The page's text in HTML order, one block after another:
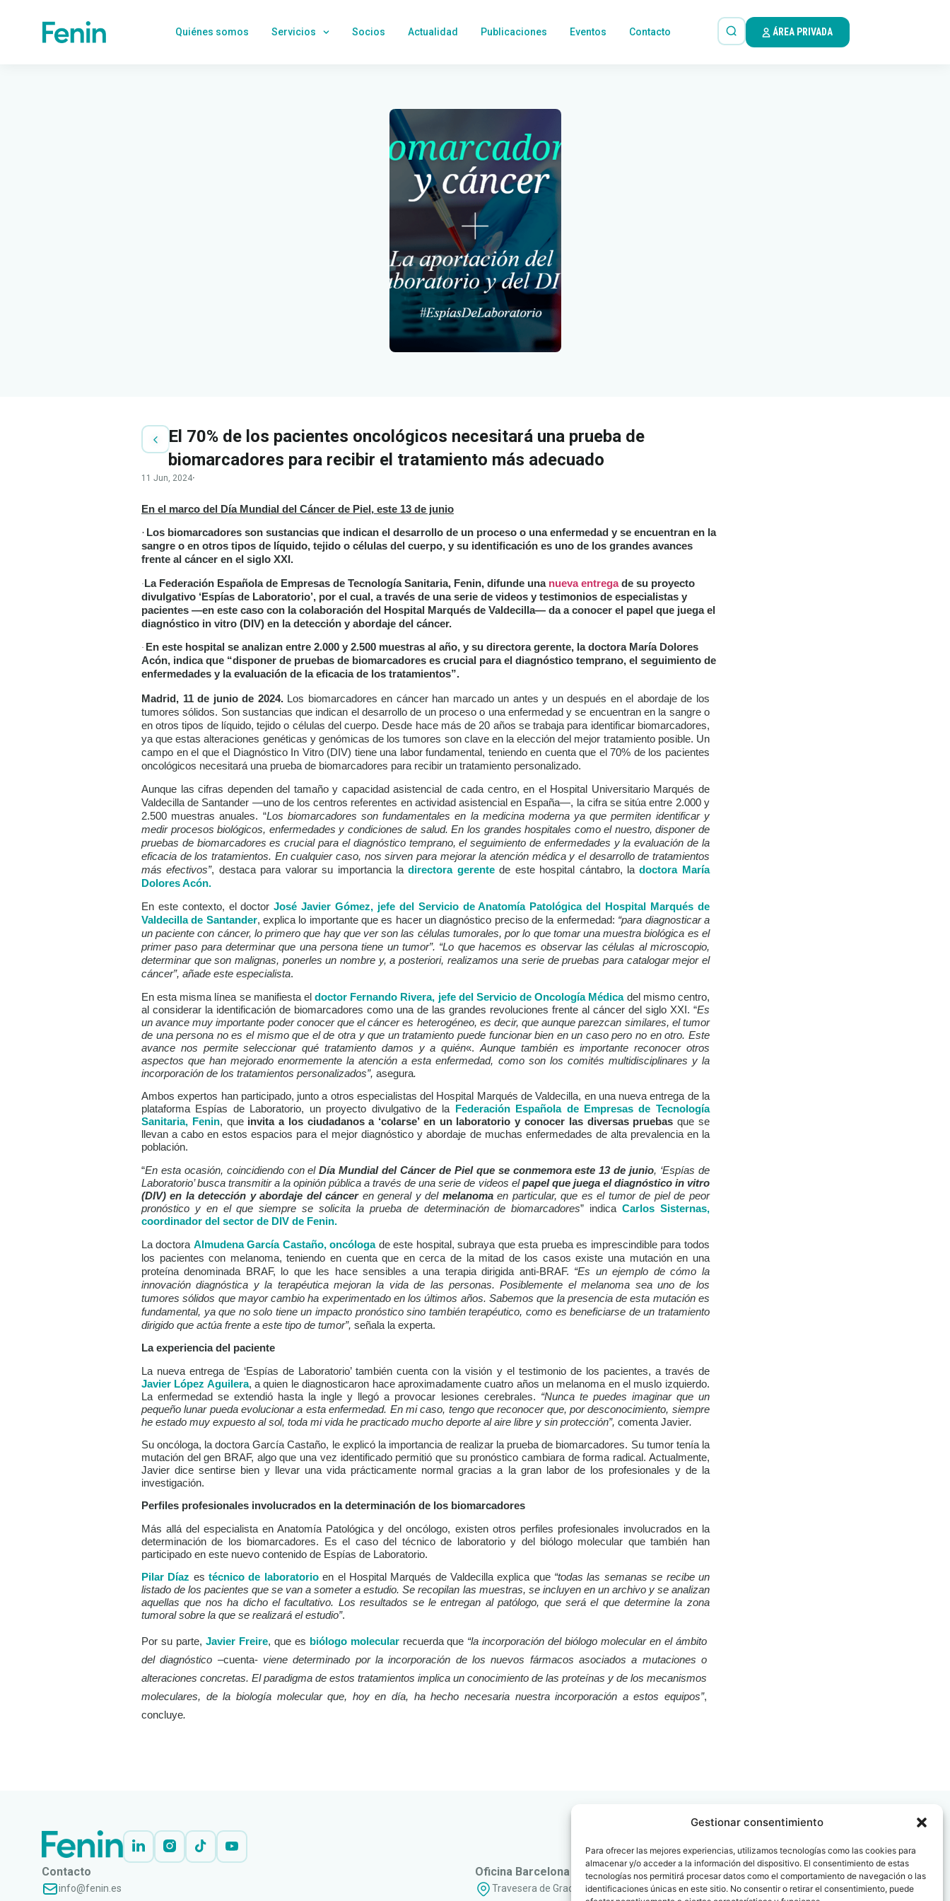
Gestionar consentimiento
Para ofrecer las mejores experiencias, utilizamos tecnologías como las cookies para
almacenar y/o acceder a la información del dispositivo. El consentimiento de estas
tecnologías nos permitirá procesar datos como el comportamiento de navegación o las
identificaciones únicas en este sitio. No consentir o retirar el consentimiento, puede
Quiénes somos Servicios Socios Actualidad Publicaciones Eventos Contacto ÁREA PRIVADA
El 70% de los pacientes oncológicos necesitará una prueba de
biomarcadores para recibir el tratamiento más adecuado
11 Jun, 2024·
En el marco del Día Mundial del Cáncer de Piel, este 13 de junio
· Los biomarcadores son sustancias que indican el desarrollo de un proceso o una enfermedad y se encuentran en la
sangre o en otros tipos de líquido, tejido o células del cuerpo, y su identificación es uno de los grandes avances
frente al cáncer en el siglo XXI.
· La Federación Española de Empresas de Tecnología Sanitaria, Fenin, difunde una nueva entregade su proyecto
divulgativo ‘Espías de Laboratorio’, por el cual, a través de una serie de videos y testimonios de especialistas y
pacientes —en este caso con la colaboración del Hospital Marqués de Valdecilla— da a conocer el papel que juega el
diagnóstico in vitro (DIV) en la detección y abordaje del cáncer.
· En este hospital se analizan entre 2.000 y 2.500 muestras al año, y su directora gerente, la doctora María Dolores
Acón, indica que “disponer de pruebas de biomarcadores es crucial para el diagnóstico temprano, el seguimiento de
enfermedades y la evaluación de la eficacia de los tratamientos”.
Madrid, 11 de junio de 2024. Los biomarcadores en cáncer han marcado un antes y un después en el abordaje de los
tumores sólidos. Son sustancias que indican el desarrollo de un proceso o una enfermedad y se encuentran en la sangre o
en otros tipos de líquido, tejido o células del cuerpo. Desde hace más de 20 años se trabaja para identificar biomarcadores,
ya que estas alteraciones genéticas y genómicas de los tumores son clave en la elección del mejor tratamiento posible. Un
campo en el que el Diagnóstico In Vitro (DIV) tiene una labor fundamental, teniendo en cuenta que el 70% de los pacientes
oncológicos necesitará una prueba de biomarcadores para recibir un tratamiento personalizado.
Aunque las cifras dependen del tamaño y capacidad asistencial de cada centro, en el Hospital Universitario Marqués de
Valdecilla de Santander —uno de los centros referentes en actividad asistencial en España—, la cifra se sitúa entre 2.000 y
2.500 muestras anuales. “Los biomarcadores son fundamentales en la medicina moderna ya que permiten identificar y
medir procesos biológicos, enfermedades y condiciones de salud. En los grandes hospitales como el nuestro, disponer de
pruebas de biomarcadores es crucial para el diagnóstico temprano, el seguimiento de enfermedades y la evaluación de la
eficacia de los tratamientos. En cualquier caso, nos sirven para mejorar la atención médica y el desarrollo de tratamientos
más efectivos”, destaca para valorar su importancia ladirectora gerentede este hospital cántabro, ladoctora María
Dolores Acón.
En este contexto, el doctorJosé Javier Gómez, jefe del Servicio de Anatomía Patológica del Hospital Marqués de
Valdecilla de Santander, explica lo importante que es hacer un diagnóstico preciso de la enfermedad: “para diagnosticar a
un paciente con cáncer, lo primero que hay que ver son las células tumorales, por lo que tomar una muestra biológica es el
primer paso para determinar que una persona tiene un tumor”. “Lo que hacemos es observar las células al microscopio,
determinar que son malignas, ponerles un nombre y, a posteriori, realizamos una serie de pruebas para catalogar mejor el
cáncer”, añade este especialista.
En esta misma línea se manifiesta eldoctor Fernando Rivera, jefe del Servicio de Oncología Médica del mismo centro,
al considerar la identificación de biomarcadores como una de las grandes revoluciones frente al cáncer del siglo XXI. “Es
un avance muy importante poder conocer que el cáncer es heterogéneo, es decir, que aunque parezcan similares, el tumor
de una persona no es el mismo que el de otra y que un tratamiento puede funcionar bien en un caso pero no en otro. Este
avance nos permite seleccionar qué tratamiento damos y a quién«. Aunque también es importante reconocer otros
aspectos que han mejorado enormemente la atención a esta enfermedad, como son los comités multidisciplinares y la
incorporación de los tratamientos personalizados”, asegura.
Ambos expertos han participado, junto a otros especialistas del Hospital Marqués de Valdecilla, en una nueva entrega de la
plataforma Espías de Laboratorio, un proyecto divulgativo de la
Federación Española de Empresas de Tecnología
Sanitaria, Fenin, que invita a los ciudadanos a ‘colarse’ en un laboratorio yconocer las diversas pruebas que se
llevan a cabo en estos espacios para el mejor diagnóstico y abordaje de muchas enfermedades de alta prevalencia en la
población.
“En esta ocasión, coincidiendo con elDía Mundial del Cáncer de Piel que se conmemora este 13 de junio, ‘Espías de
Laboratorio’ busca transmitir a la opinión pública a través de una serie de videos elpapel que juega el diagnóstico in vitro
(DIV) en la detección y abordaje del cáncer en general y del melanomaen particular, que es el tumor de piel de peor
pronóstico y en el que siempre se solicita la prueba de determinación de biomarcadores” indica Carlos Sisternas,
coordinador del sector de DIV de Fenin.
La doctora Almudena García Castaño, oncólogade este hospital, subraya que esta prueba es imprescindible para todos
los pacientes con melanoma, teniendo en cuenta que en cerca de la mitad de los casos existe una mutación en una
proteína denominada BRAF, lo que les hace sensibles a una terapia dirigida anti-BRAF. “Es un ejemplo de cómo la
innovación diagnóstica y la terapéutica mejoran la vida de las personas. Posiblemente el melanoma sea uno de los
tumores sólidos que mayor cambio ha experimentado en los últimos años. Sabemos que la presencia de esta mutación es
fundamental, ya que no solo tiene un impacto pronóstico sino también terapéutico, como es beneficiarse de un tratamiento
dirigido que actúa frente a este tipo de tumor”, señala la experta.
La experiencia del paciente
La nueva entrega de ‘Espías de Laboratorio’ también cuenta con la visión y el testimonio de los pacientes, a través de
Javier López Aguilera, a quien le diagnosticaron hace aproximadamente cuatro años un melanoma en el muslo izquierdo.
La enfermedad se extendió hasta la ingle y llegó a provocar lesiones cerebrales. “Nunca te puedes imaginar que un
pequeño lunar pueda evolucionar a esta enfermedad. En mi caso, tengo que reconocer que, por desconocimiento, siempre
he estado muy expuesto al sol, toda mi vida he practicado mucho deporte al aire libre y sin protección”, comenta Javier.
Su oncóloga, la doctora García Castaño, le explicó la importancia de realizar la prueba de biomarcadores. Su tumor tenía la
mutación del gen BRAF, algo que una vez identificado permitió que su pronóstico cambiara de forma radical. Actualmente,
Javier dice sentirse bien y llevar una vida prácticamente normal gracias a la gran labor de los profesionales y de la
investigación.
Perfiles profesionales involucrados en la determinación de los biomarcadores
Más allá del especialista en Anatomía Patológica y del oncólogo, existen otros perfiles profesionales involucrados en la
determinación de los biomarcadores. Es el caso del técnico de laboratorio y del biólogo molecular que también han
participado en este nuevo contenido de Espías de Laboratorio.
Pilar Díaz estécnico de laboratorioen el Hospital Marqués de Valdecilla explica que “todas las semanas se recibe un
listado de los pacientes que se van a someter a estudio. Se recopilan las muestras, se incluyen en un archivo y se analizan
aquellas que nos ha dicho el facultativo. Los resultados se le entregan al patólogo, que será el que determine la zona
tumoral sobre la que se realizará el estudio”.
Por su parte, Javier Freire, que es biólogo molecularrecuerda que “la incorporación del biólogo molecular en el ámbito
del diagnóstico –cuenta-viene determinado por la incorporación de los nuevos fármacos asociados a mutaciones o
alteraciones concretas. El paradigma de estos tratamientos implica un conocimiento de las proteínas y de los mecanismos
moleculares, de la biología molecular que, hoy en día, ha hecho necesaria nuestra incorporación a estos equipos”,
concluye.
Contacto
info@fenin.es
Oficina Barcelona
Travesera de Gracia, 56 - 1º, 3ª 08006